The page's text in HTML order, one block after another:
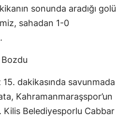
sonunda aradığı golü
sahadan 1-0
dakikasında savunmada
Kahramanmaraşspor’un
Kilis Belediyesporlu Cabbar